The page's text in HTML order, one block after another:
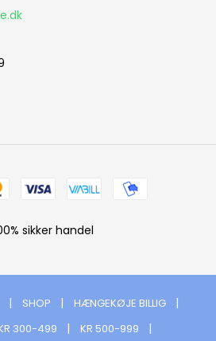
sikker handel
SHOP
HÆNGEKØJE BILLIG
300-499
KR 500-999